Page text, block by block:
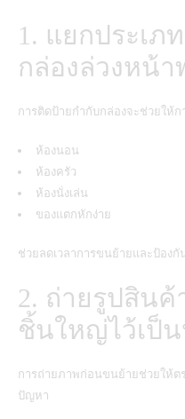
1. แยกประเภ
กล่องล่วงหน้
การติดป้ายกำกับกล่องจะช่วยให้ก
ห้องนอน
ห้องครัว
ห้องนั่งเล่น
ของแตกหักง่าย
ช่วยลดเวลาการขนย้ายและป้องกั
2. ถ่ายรูปสินค้
ชิ้นใหญ่ไว้เป็
การถ่ายภาพก่อนขนย้ายช่วยให้ต
ปัญหา